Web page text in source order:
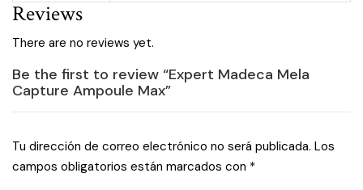
Reviews
There are no reviews yet.
Be the first to review “Expert Madeca Mela
Capture Ampoule Max”
Tu dirección de correo electrónico no será publicada. Los
campos obligatorios están marcados con *